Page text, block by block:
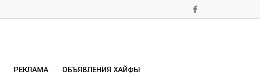
РЕКЛАМА ОБЪЯВЛЕНИЯ ХАЙФЫ